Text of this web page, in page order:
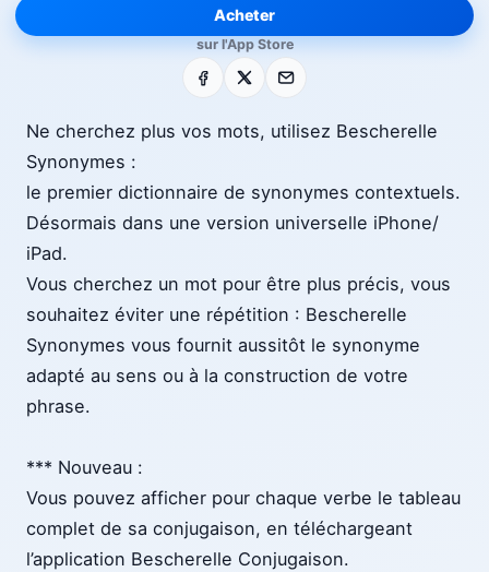
Acheter
sur l'App Store
Facebook E-mail
Ne cherchez plus vos mots, utilisez Bescherelle
Synonymes :
le premier dictionnaire de synonymes contextuels.
Désormais dans une version universelle iPhone/
iPad.
Vous cherchez un mot pour être plus précis, vous
souhaitez éviter une répétition : Bescherelle
Synonymes vous fournit aussitôt le synonyme
adapté au sens ou à la construction de votre
phrase.
*** Nouveau :
Vous pouvez afficher pour chaque verbe le tableau
complet de sa conjugaison, en téléchargeant
l’application Bescherelle Conjugaison.